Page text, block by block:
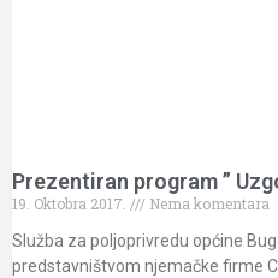
Prezentiran program ”
19. Oktobra 2017.
Nema komentara
Služba za poljoprivredu općine
predstavništvom njemačke firme